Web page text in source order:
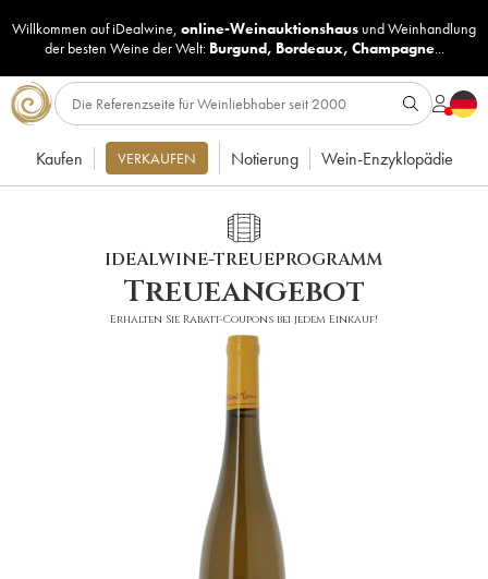
Willkommen auf iDealwine, online-Weinauktionshaus undWeinhandlung
der besten Weine der Welt: Burgund, Bordeaux, Champagne...
Kaufen VERKAUFEN Notierung Wein-Enzyklopädie
IDEALWINE-TREUEPROGRAMM
Treueangebot
Erhalten Sie Rabatt-Coupons bei jedem Einkauf!